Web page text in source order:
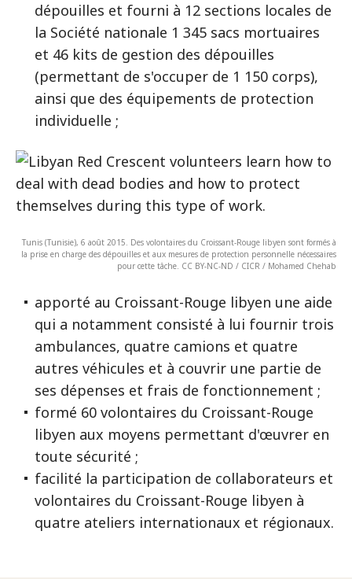
dépouilles et fourni à 12 sections locales de
la Société nationale 1 345 sacs mortuaires
et 46 kits de gestion des dépouilles
(permettant de s'occuper de 1 150 corps),
ainsi que des équipements de protection
individuelle ;
Tunis (Tunisie), 6 août 2015. Des volontaires du Croissant-Rouge libyen sont formés à
la prise en charge des dépouilles et aux mesures de protection personnelle nécessaires
pour cette tâche. CC BY-NC-ND / CICR / Mohamed Chehab
apporté au Croissant-Rouge libyen une aide
qui a notamment consisté à lui fournir trois
ambulances, quatre camions et quatre
autres véhicules et à couvrir une partie de
ses dépenses et frais de fonctionnement ;
formé 60 volontaires du Croissant-Rouge
libyen aux moyens permettant d'œuvrer en
toute sécurité ;
facilité la participation de collaborateurs et
volontaires du Croissant-Rouge libyen à
quatre ateliers internationaux et régionaux.